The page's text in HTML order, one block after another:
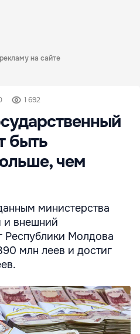
на сайте
1 692
быть
чем
министерства
и внешний
Республики Молдова
млн леев и достиг